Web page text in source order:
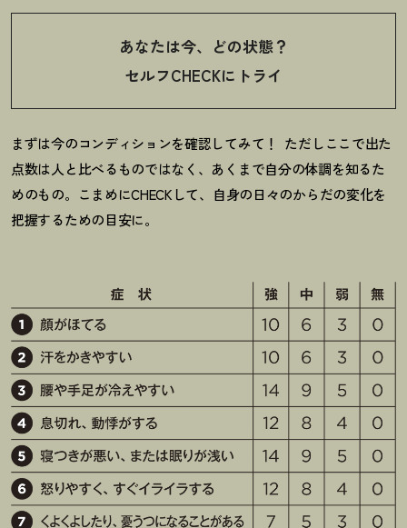
あなたは今、どの状態？
セルフCHECKにトライ
まずは今のコンディションを確認してみて ！
ただしここで出た
点数は人と比べるものではなく、あくまで自分の体調を知るた
めのもの。こまめにCHECKして、自身の日々のからだの変化を
把握するための目安に。